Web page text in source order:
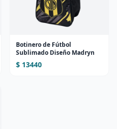
Botinero de Fútbol
Sublimado Diseño Madryn
$ 13440